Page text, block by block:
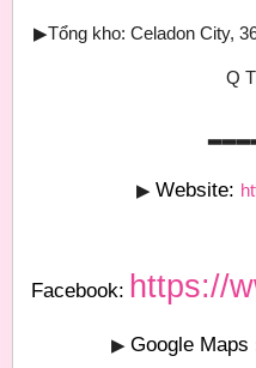
▶Tổng kho: Celadon City,
Q
▶ Website:
Facebook: https://
▶ Google Maps